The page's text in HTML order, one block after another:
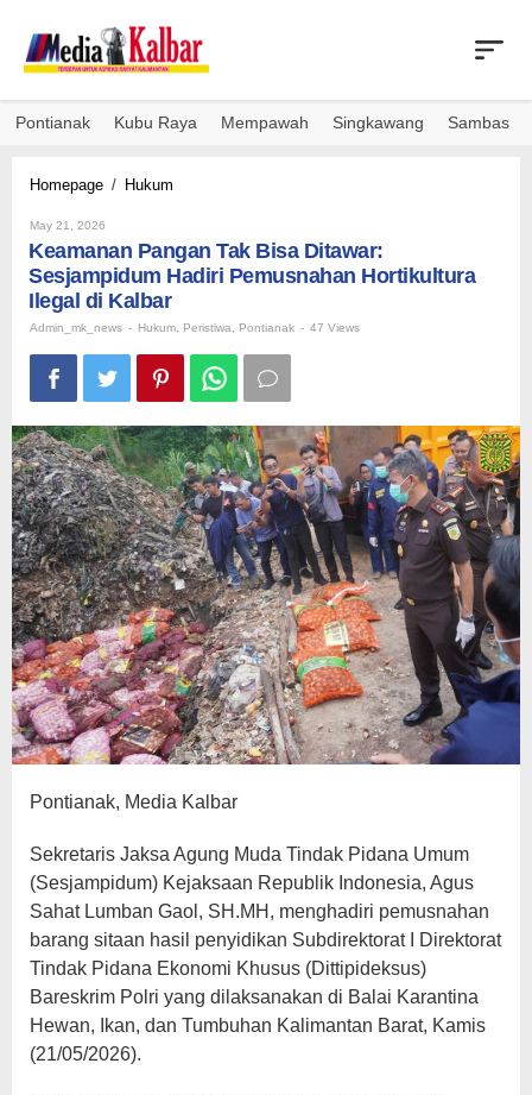
content
Pontianak Kubu Raya Mempawah Singkawang Sambas
Homepage / Hukum
Bisa
Ditawar:
Pemusnahan
Hortikultura
Ilegal
di
May 21, 2026
Keamanan Pangan Tak Bisa Ditawar:
Sesjampidum Hadiri Pemusnahan Hortikultura
Ilegal di Kalbar
Admin_mk_news - Hukum Peristiwa Pontianak - 47 Views
Pontianak, Media Kalbar
Sekretaris Jaksa Agung Muda Tindak Pidana Umum
(Sesjampidum) Kejaksaan Republik Indonesia, Agus
Sahat Lumban Gaol, SH.MH, menghadiri pemusnahan
barang sitaan hasil penyidikan Subdirektorat I Direktorat
Tindak Pidana Ekonomi Khusus (Dittipideksus)
Bareskrim Polri yang dilaksanakan di Balai Karantina
Hewan, Ikan, dan Tumbuhan Kalimantan Barat, Kamis
(21/05/2026).